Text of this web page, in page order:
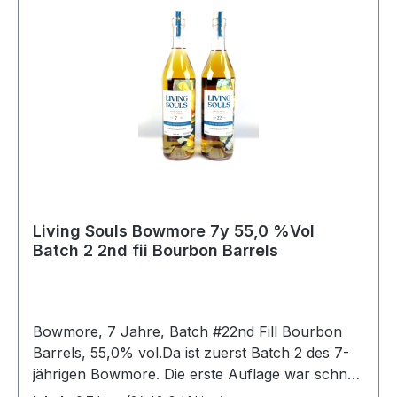
Mascarpone Dessert im Gläschen Sieben ganz
unterschiedliche Whiskys sollen neben der
Kochkunst von Reinhardt und Maik im
Vordergrund stehen.
Living Souls Bowmore 7y 55,0 %Vol
Batch 2 2nd fii Bourbon Barrels
Bowmore, 7 Jahre, Batch #22nd Fill Bourbon
Barrels, 55,0% vol.Da ist zuerst Batch 2 des 7-
jährigen Bowmore. Die erste Auflage war schnell